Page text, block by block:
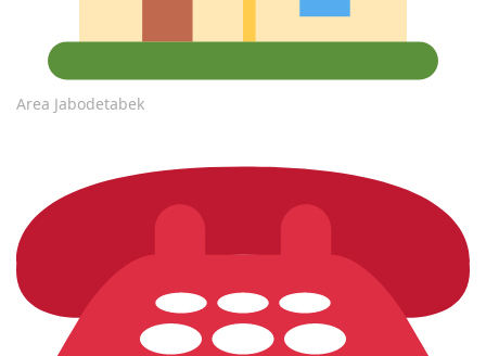
Area Jabodetabek